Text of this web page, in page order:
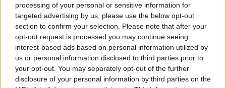
processing of your personal or sensitive information for
targeted advertising by us, please use the below opt-out
section to confirm your selection. Please note that after your
opt-out request is processed you may continue seeing
interest-based ads based on personal information utilized by
us or personal information disclosed to third parties prior to
your opt-out. You may separately opt-out of the further
disclosure of your personal information by third parties on the
Az elidegenetésre játszik rá a görög
amfiteátrum-hagyományt furcsán felidéző
vasketrec is, ami a nézőtéren ülőket
elválasztja a szereplők vérében és
kételyeiben nem szűkölködő történelmi
„cirkuszi arénájától”. Ám ahogyan az egyes
ember sorsa részleteiben is furcsa